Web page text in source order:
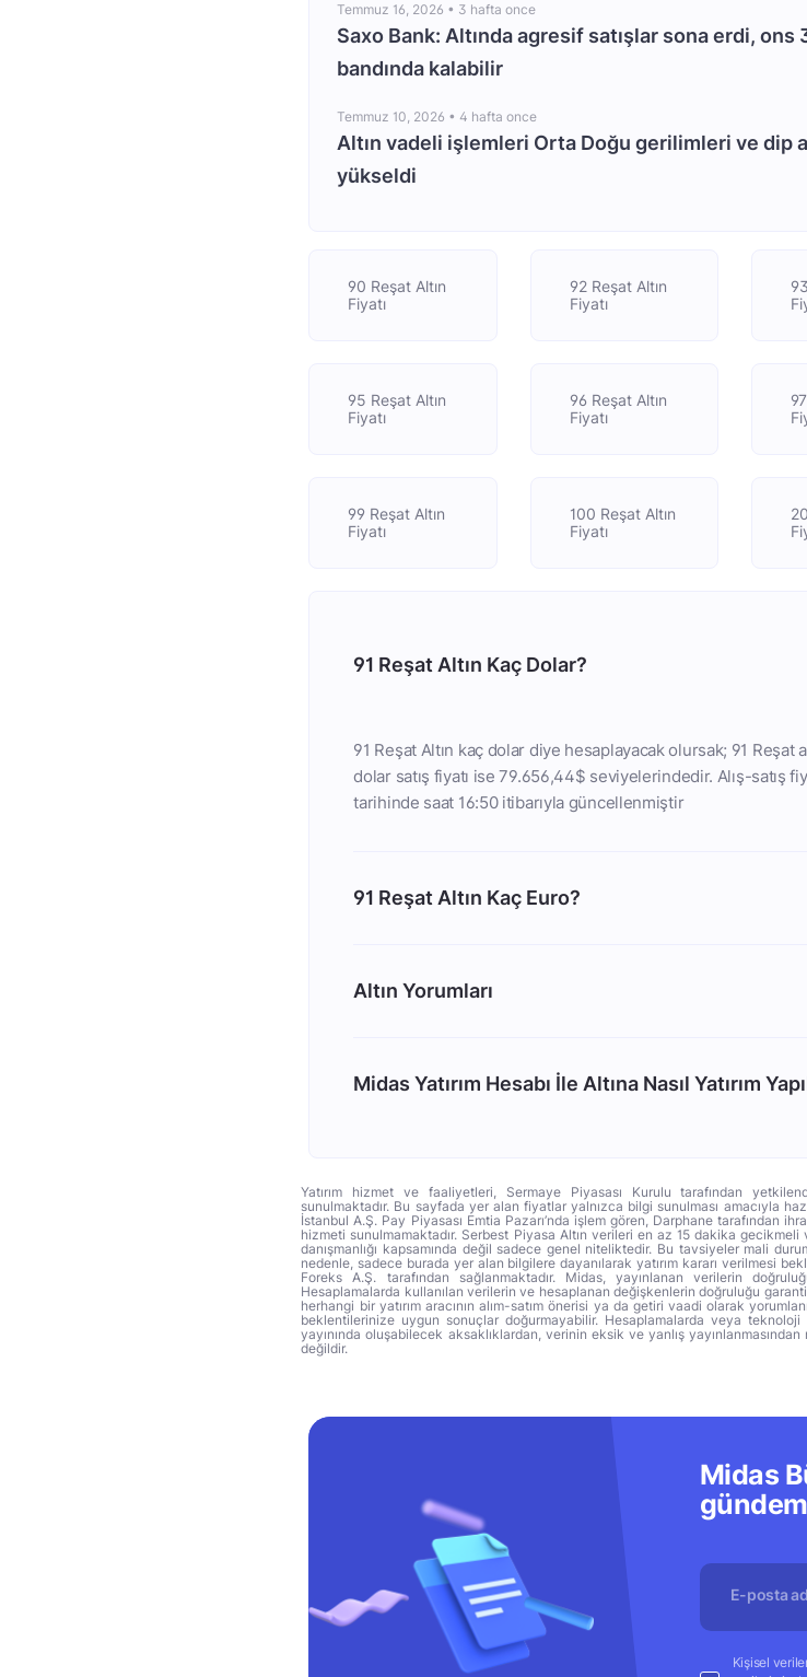
Temmuz 16, 2026 • 3 hafta once
Saxo Bank: Altında agresif satışlar sona erdi,
bandında kalabilir
Temmuz 10, 2026 •4 hafta once
Altın vadeli işlemleri Orta Doğu gerilimleri ve dip
yükseldi
90 Reşat Altın
Fiyatı
92 Reşat Altın
Fiyatı
95 Reşat Altın
Fiyatı
96 Reşat Altın
Fiyatı
99 Reşat Altın
Fiyatı
100 Reşat Altın
Fiyatı
91 Reşat Altın Kaç Dolar?
91 Reşat Altın kaç dolar diye hesaplayacak olursak; 91 Reşat
dolar satış fiyatı ise 79.656,44$ seviyelerindedir. Alış-satış
tarihinde saat 16:50 itibarıyla güncellenmiştir
91 Reşat Altın Kaç Euro?
Altın Yorumları
Midas Yatırım Hesabı İle Altına Nasıl Yatırım
Yatırım hizmet ve faaliyetleri, Sermaye Piyasası Kurulu tarafından
sunulmaktadır. Bu sayfada yer alan fiyatlar yalnızca bilgi sunulması amacıyla
İstanbul A.Ş. Pay Piyasası Emtia Pazarı’nda işlem gören, Darphane tarafından
hizmeti sunulmamaktadır. Serbest Piyasa Altın verileri en az 15 dakika
danışmanlığı kapsamında değil sadece genel niteliktedir. Bu tavsiyeler mali
nedenle, sadece burada yer alan bilgilere dayanılarak yatırım kararı verilmesi
Foreks A.Ş. tarafından sağlanmaktadır. Midas, yayınlanan verilerin
Hesaplamalarda kullanılan verilerin ve hesaplanan değişkenlerin doğruluğu
herhangi bir yatırım aracının alım-satım önerisi ya da getiri vaadi olarak
beklentilerinize uygun sonuçlar doğurmayabilir. Hesaplamalarda veya
yayınında oluşabilecek aksaklıklardan, verinin eksik ve yanlış
değildir.
Midas
Kişisel